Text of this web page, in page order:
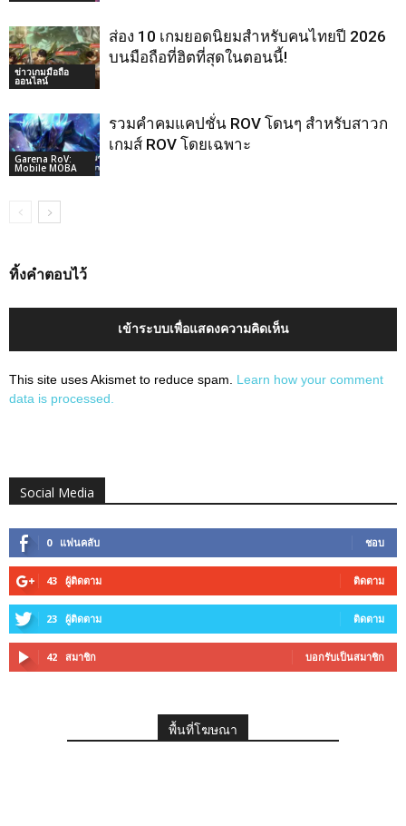
ข่าวเกมมือถือ
ออนไลน์
ส่อง 10 เกมยอดนิยมสำหรับคนไทยปี 2026
บนมือถือที่ฮิตที่สุดในตอนนี้!
Garena RoV:
Mobile MOBA
รวมคำคมแคปชั่น ROV โดนๆ สำหรับสาวก
เกมส์ ROV โดยเฉพาะ
ทิ้งคำตอบไว้
เข้าระบบเพื่อแสดงความคิดเห็น
This site uses Akismet to reduce spam. Learn how your comment
data is processed.
Social Media
0 แฟนคลับ ชอบ
43 ผู้ติดตาม ติดตาม
23 ผู้ติดตาม ติดตาม
42 สมาชิก บอกรับเป็นสมาชิก
พื้นที่โฆษณา